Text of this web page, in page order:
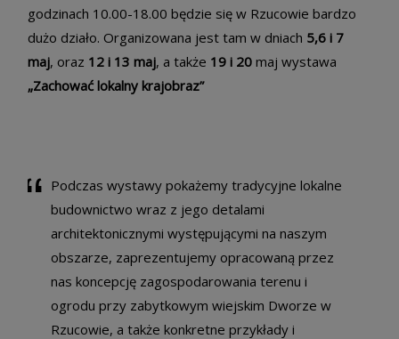
godzinach 10.00-18.00 będzie się w Rzucowie bardzo
dużo działo. Organizowana jest tam w dniach 5,6 i 7
maj, oraz 12 i 13 maj, a także 19 i 20 maj wystawa
„Zachować lokalny krajobraz”
Podczas wystawy pokażemy tradycyjne lokalne
budownictwo wraz z jego detalami
architektonicznymi występującymi na naszym
obszarze, zaprezentujemy opracowaną przez
nas koncepcję zagospodarowania terenu i
ogrodu przy zabytkowym wiejskim Dworze w
Rzucowie, a także konkretne przykłady i